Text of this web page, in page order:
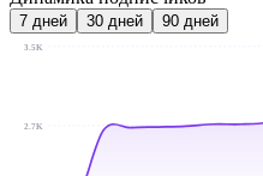
7 дней 30 дней 90 дней
3.5K
2.7K